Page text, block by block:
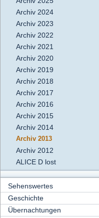
Archiv 2024
Archiv 2023
Archiv 2022
Archiv 2021
Archiv 2020
Archiv 2019
Archiv 2018
Archiv 2017
Archiv 2016
Archiv 2015
Archiv 2014
Archiv 2013
Archiv 2012
ALICE D lost
Sehenswertes
Geschichte
Übernachtungen